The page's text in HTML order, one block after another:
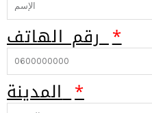
رقم الهاتف
المدينة